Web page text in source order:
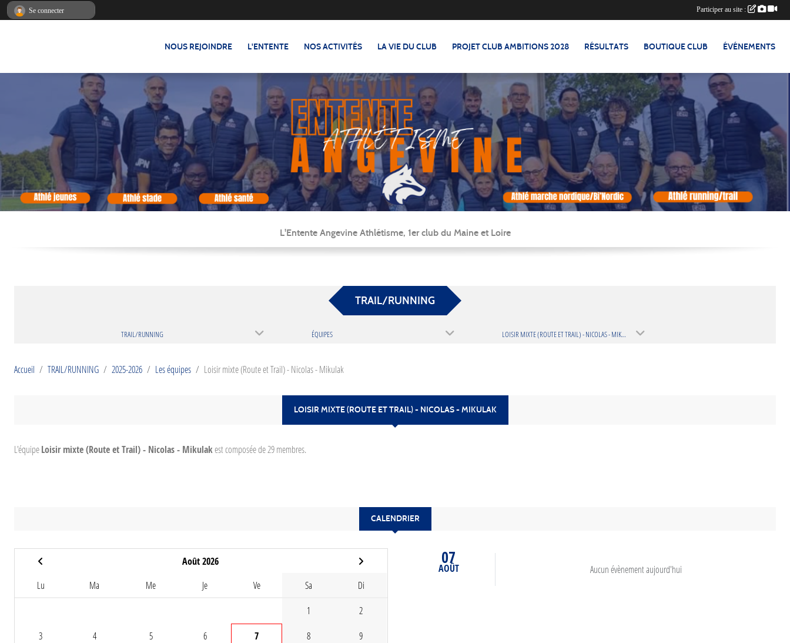
NOUS REJOINDRE L'ENTENTE NOS ACTIVITÉS LA VIE DU CLUB PROJET CLUB AMBITIONS 2028 RÉSULTATS BOUTIQUE CLUB ÉVÉNEMENTS
L'Entente Angevine Athlétisme, 1er club du Maine et Loire
TRAIL/RUNNING
TRAIL/RUNNING ÉQUIPES LOISIR MIXTE (ROUTE ET TRAIL) - NICOLAS - MIKULAK (SAISON 2025-2026)
Accueil TRAIL/RUNNING 2025-2026 Les équipes Loisir mixte (Route et Trail) - Nicolas - Mikulak
LOISIR MIXTE (ROUTE ET TRAIL) - NICOLAS - MIKULAK
L'équipeLoisir mixte (Route et Trail) - Nicolas - Mikulakest composée de 29 membres.
CALENDRIER
Août 2026
Lu Ma Me Je Ve Sa Di
1 2
3 4 5 6 7 8 9
07
AOÛT Aucun évènement aujourd'hui
Se connecter Participer au site :
Panneau de gestion des cookies